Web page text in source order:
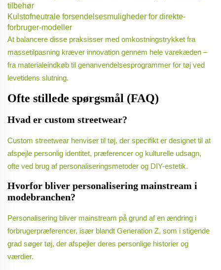
tilbehør
Kulstofneutrale forsendelsesmuligheder for direkte-
forbruger-modeller
At balancere disse praksisser med omkostningstrykket fra
massetilpasning kræver innovation gennem hele varekæden –
fra materialeindkøb til genanvendelsesprogrammer for tøj ved
levetidens slutning.
Ofte stillede spørgsmål (FAQ)
Hvad er custom streetwear?
Custom streetwear henviser til tøj, der specifikt er designet til at
afspejle personlig identitet, præferencer og kulturelle udsagn,
ofte ved brug af personaliseringsmetoder og DIY-estetik.
Hvorfor bliver personalisering mainstream i
modebranchen?
Personalisering bliver mainstream på grund af en ændring i
forbrugerpræferencer, især blandt Generation Z, som i stigende
grad søger tøj, der afspejler deres personlige historier og
værdier.